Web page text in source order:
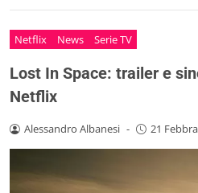
Netflix News Serie TV
Lost In Space: trailer e
Netflix
Alessandro Albanesi - 21